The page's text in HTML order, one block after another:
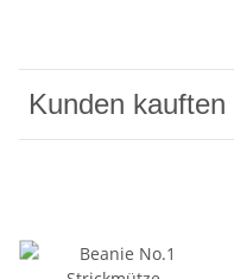
Kunden